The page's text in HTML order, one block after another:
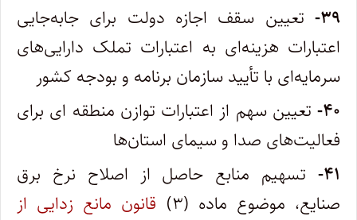
۳۹-
تعیین سقف اجازه دولت برای جابه‌جایی
اعتبارات هزینه‌ای به اعتبارات تملک دارایی‌های
سرمایه‌ای با تأیید سازمان برنامه و بودجه کشور
۴۰- تعیین سهم از اعتبارات توازن منطقه ای برای
فعالیت‌های صدا و سیمای استان‌ها
۴۱-
تسهیم منابع حاصل از اصلاح نرخ برق
صنایع، موضوع ماده (۳)
قانون مانع زدایی از